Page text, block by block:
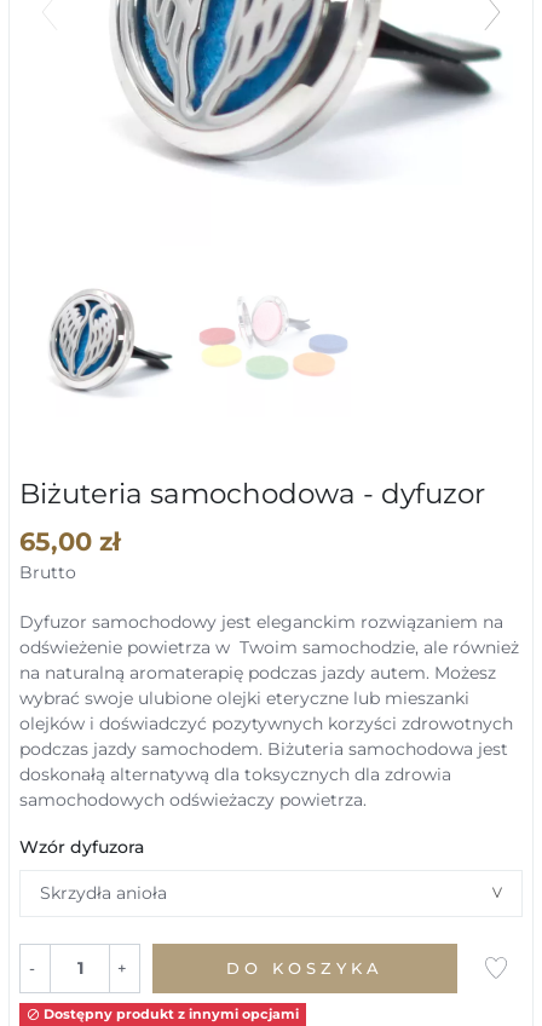
Biżuteria samochodowa - dyfuzor
65,00 zł
Brutto
Dyfuzor samochodowy jest eleganckim rozwiązaniem na
odświeżenie powietrza w Twoim samochodzie, ale również
na naturalną aromaterapię podczas jazdy autem. Możesz
wybrać swoje ulubione olejki eteryczne lub mieszanki
olejków i doświadczyć pozytywnych korzyści zdrowotnych
podczas jazdy samochodem. Biżuteria samochodowa jest
doskonałą alternatywą dla toksycznych dla zdrowia
samochodowych odświeżaczy powietrza.
Wzór dyfuzora
- + DO KOSZYKA
 Dostępny produkt z innymi opcjami